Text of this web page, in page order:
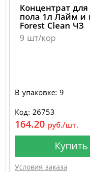
Концентрат
пола 1л Лайм и
Forest Clean ЧЗ
9 шт/кор
В упаковке: 9
Код: 26753
164.20 руб./шт.
Купить
Условия заказа